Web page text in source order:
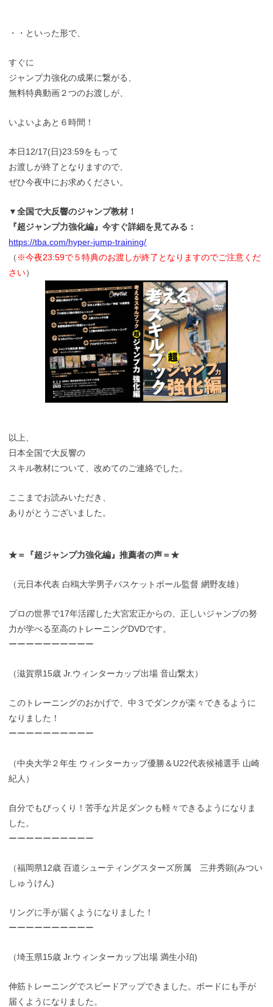
・・といった形で、
すぐに
ジャンプ力強化の成果に繋がる、
無料特典動画２つのお渡しが、
いよいよあと６時間！
本日12/17(日)23:59をもって
お渡しが終了となりますので、
ぜひ今夜中にお求めください。
▼全国で大反響のジャンプ教材！
『超ジャンプ力強化編』今すぐ詳細を見てみる：
https://tba.com/hyper-jump-training/
（ ※今夜23:59で５特典のお渡しが終了となりますのでご注意くだ
さい）
以上、
日本全国で大反響の
スキル教材について、改めてのご連絡でした。
ここまでお読みいただき、
ありがとうございました。
★＝『超ジャンプ力強化編』推薦者の声＝★
（元日本代表 白鴎大学男子バスケットボール監督 網野友雄）
プロの世界で17年活躍した大宮宏正からの、正しいジャンプの努
力が学べる至高のトレーニングDVDです。
ーーーーーーーーーー
（滋賀県15歳 Jr.ウィンターカップ出場 音山繋太）
このトレーニングのおかげで、中３でダンクが楽々できるように
なりました！
ーーーーーーーーーー
（中央大学２年生 ウィンターカップ優勝＆U22代表候補選手 山崎
紀人）
自分でもびっくり！苦手な片足ダンクも軽々できるようになりま
した。
ーーーーーーーーーー
（福岡県12歳 百道シューティングスターズ所属 三井秀顕(みつい
しゅうけん)
リングに手が届くようになりました！
ーーーーーーーーーー
（埼玉県15歳 Jr.ウィンターカップ出場 満生小珀)
伸筋トレーニングでスピードアップできました。ボードにも手が
届くようになりました。